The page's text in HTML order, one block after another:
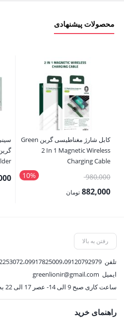
محصولات پیشنهادی
کابل شارژ مغناطیسی گرین Green
2 In 1 Magnetic Wireless
Charging Cable
10% 980,000قیمت
اصلی:882,000 تومان
882,000 تومان.
رفتن به بالا
تلفن
ایمیل greenlionir@gmail.com
ساعت کاری صبح 9 الی 14- عصر 17 الی 22 به غیر از تعطیلات رسمی
راهنمای خرید